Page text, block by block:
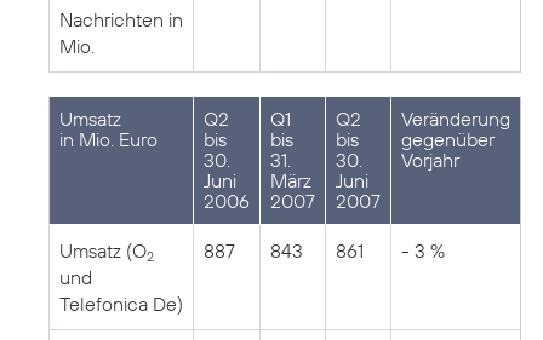
Nachrichten in
Mio.
Umsatz
in Mio. Euro
Q2
bis
30.
Juni
2006
Q1
bis
31.
März
2007
Q2
bis
30.
Juni
2007
Veränderung
gegenüber
Vorjahr
Umsatz (O2
und
Telefonica De)
887 843 861 - 3 %